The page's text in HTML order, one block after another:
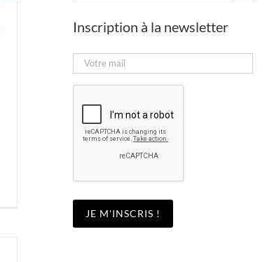
Inscription à la newsletter